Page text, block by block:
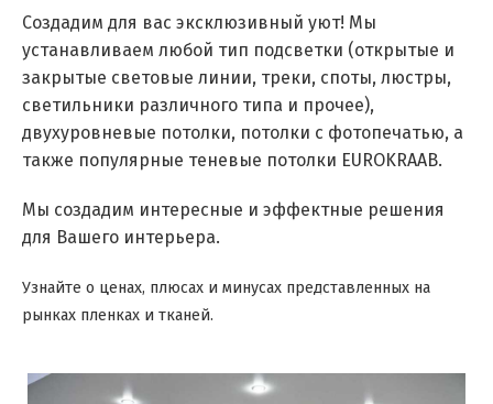
Создадим для вас эксклюзивный уют! Мы
устанавливаем любой тип подсветки (открытые и
закрытые световые линии, треки, споты, люстры,
светильники различного типа и прочее),
двухуровневые потолки, потолки с фотопечатью, а
также популярные теневые потолки EUROKRAAB.
Мы создадим интересные и эффектные решения
для Вашего интерьера.
Узнайте о ценах, плюсах и минусах представленных на
рынках пленках и тканей.